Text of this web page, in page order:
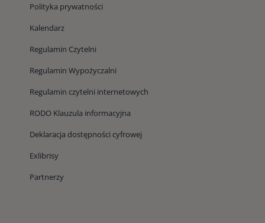
Polityka prywatności
Kalendarz
Regulamin Czytelni
Regulamin Wypożyczalni
Regulamin czytelni internetowych
RODO Klauzula informacyjna
Deklaracja dostępności cyfrowej
Exlibrisy
Partnerzy